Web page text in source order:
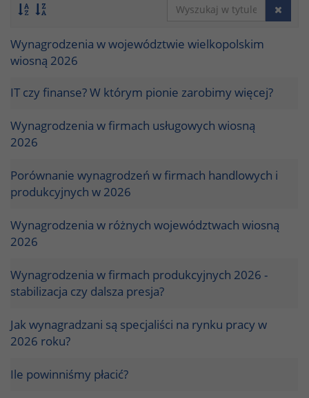
Wynagrodzenia w województwie wielkopolskim
wiosną 2026
IT czy finanse? W którym pionie zarobimy więcej?
Wynagrodzenia w firmach usługowych wiosną
2026
Porównanie wynagrodzeń w firmach handlowych i
produkcyjnych w 2026
Wynagrodzenia w różnych województwach wiosną
2026
Wynagrodzenia w firmach produkcyjnych 2026 -
stabilizacja czy dalsza presja?
Jak wynagradzani są specjaliści na rynku pracy w
2026 roku?
Ile powinniśmy płacić?